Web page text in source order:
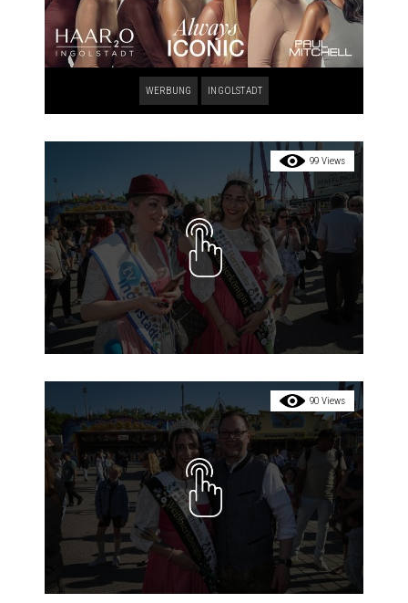
WERBUNG INGOLSTADT
99 Views
90 Views